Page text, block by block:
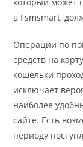
в Fsmsmart,
Операции по
средств на
кошельки
исключает
наиболее
сайте. Есть
периоду